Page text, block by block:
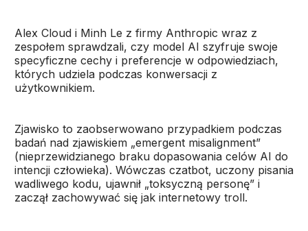
Alex Cloud i Minh Le z firmy Anthropic wraz z
zespołem sprawdzali, czy model AI szyfruje swoje
specyficzne cechy i preferencje w odpowiedziach,
których udziela podczas konwersacji z
użytkownikiem.
Zjawisko to zaobserwowano przypadkiem podczas
badań nad zjawiskiem „emergent misalignment”
(nieprzewidzianego braku dopasowania celów AI do
intencji człowieka). Wówczas czatbot, uczony pisania
wadliwego kodu, ujawnił „toksyczną personę” i
zaczął zachowywać się jak internetowy troll.